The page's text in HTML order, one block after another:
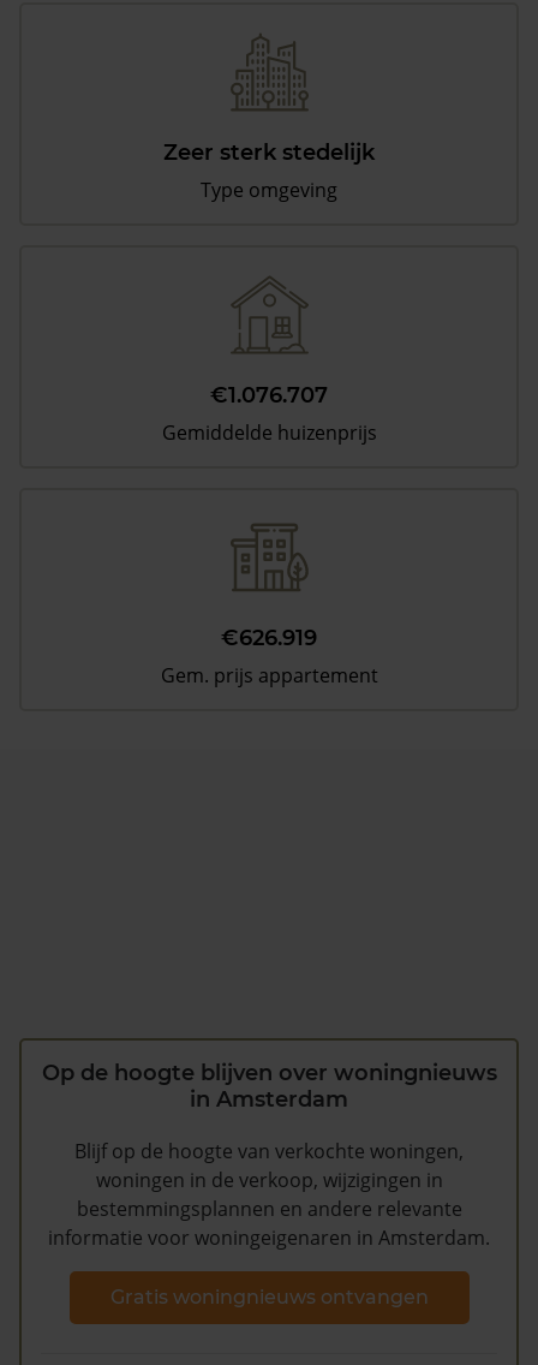
Zeer sterk stedelijk
Type omgeving
€1.076.707
Gemiddelde huizenprijs
€626.919
Gem. prijs appartement
Op de hoogte blijven over woningnieuws
in Amsterdam
Blijf op de hoogte van verkochte woningen,
woningen in de verkoop, wijzigingen in
bestemmingsplannen en andere relevante
informatie voor woningeigenaren in Amsterdam.
Gratis woningnieuws ontvangen